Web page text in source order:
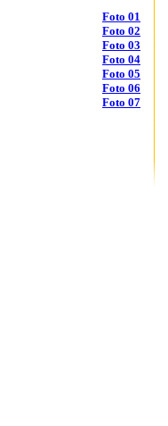
Foto 01
Foto 02
Foto 03
Foto 04
Foto 05
Foto 06
Foto 07